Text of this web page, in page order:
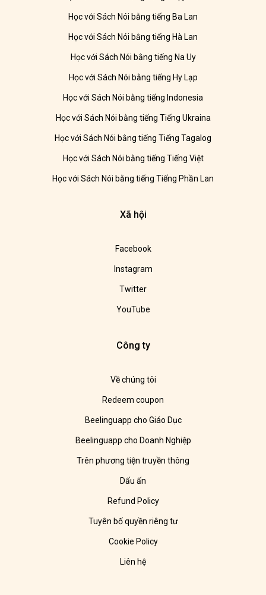
Học với Sách Nói bằng tiếng Ba Lan
Học với Sách Nói bằng tiếng Hà Lan
Học với Sách Nói bằng tiếng Na Uy
Học với Sách Nói bằng tiếng Hy Lạp
Học với Sách Nói bằng tiếng Indonesia
Học với Sách Nói bằng tiếng Tiếng Ukraina
Học với Sách Nói bằng tiếng Tiếng Tagalog
Học với Sách Nói bằng tiếng Tiếng Việt
Học với Sách Nói bằng tiếng Tiếng Phần Lan
Xã hội
Facebook
Instagram
Twitter
YouTube
Công ty
Về chúng tôi
Redeem coupon
Beelinguapp cho Giáo Dục
Beelinguapp cho Doanh Nghiệp
Trên phương tiện truyền thông
Dấu ấn
Refund Policy
Tuyên bố quyền riêng tư
Cookie Policy
Liên hệ